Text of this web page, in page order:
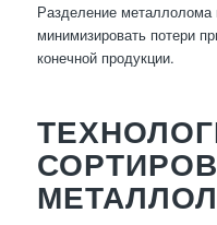
Разделение металлолома
минимизировать потери
конечной продукции.